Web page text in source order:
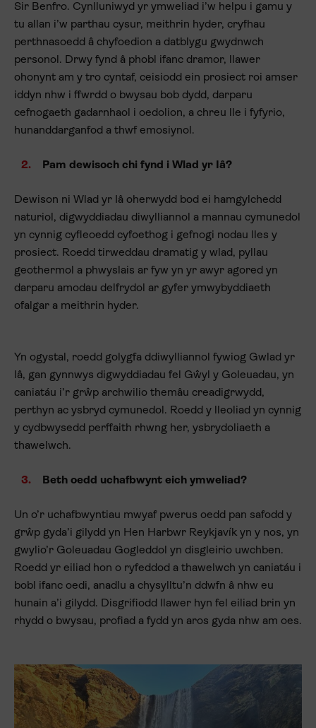
Sir Benfro. Cynlluniwyd yr ymweliad i’w helpu i gamu y
tu allan i’w parthau cysur, meithrin hyder, cryfhau
perthnasoedd â chyfoedion a datblygu gwydnwch
personol. Drwy fynd â phobl ifanc dramor, llawer
ohonynt am y tro cyntaf, ceisiodd ein prosiect roi amser
iddyn nhw i ffwrdd o bwysau bob dydd, darparu
cefnogaeth gadarnhaol i oedolion, a chreu lle i fyfyrio,
hunanddarganfod a thwf emosiynol.
Pam dewisoch chi fynd i Wlad yr Iâ?
Dewison ni Wlad yr Iâ oherwydd bod ei hamgylchedd
naturiol, digwyddiadau diwylliannol a mannau cymunedol
yn cynnig cyfleoedd cyfoethog i gefnogi nodau lles y
prosiect. Roedd tirweddau dramatig y wlad, pyllau
geothermol a phwyslais ar fyw yn yr awyr agored yn
darparu amodau delfrydol ar gyfer ymwybyddiaeth
ofalgar a meithrin hyder.
Yn ogystal, roedd golygfa ddiwylliannol fywiog Gwlad yr
Iâ, gan gynnwys digwyddiadau fel Gŵyl y Goleuadau, yn
caniatáu i’r grŵp archwilio themâu creadigrwydd,
perthyn ac ysbryd cymunedol. Roedd y lleoliad yn cynnig
y cydbwysedd perffaith rhwng her, ysbrydoliaeth a
thawelwch.
Beth oedd uchafbwynt eich ymweliad?
Un o’r uchafbwyntiau mwyaf pwerus oedd pan safodd y
grŵp gyda’i gilydd yn Hen Harbwr Reykjavík yn y nos, yn
gwylio’r Goleuadau Gogleddol yn disgleirio uwchben.
Roedd yr eiliad hon o ryfeddod a thawelwch yn caniatáu i
bobl ifanc oedi, anadlu a chysylltu’n ddwfn â nhw eu
hunain a’i gilydd. Disgrifiodd llawer hyn fel eiliad brin yn
rhydd o bwysau, profiad a fydd yn aros gyda nhw am oes.